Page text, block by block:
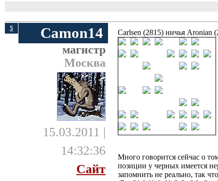
5 Camon14
магистр
Москва
15.03.2011 |
14:32:36
Сайт
Carlsen (2815) ничья Aronian
Много говорится сейчас о
позиции у черных имеется
запомнить не реально, так